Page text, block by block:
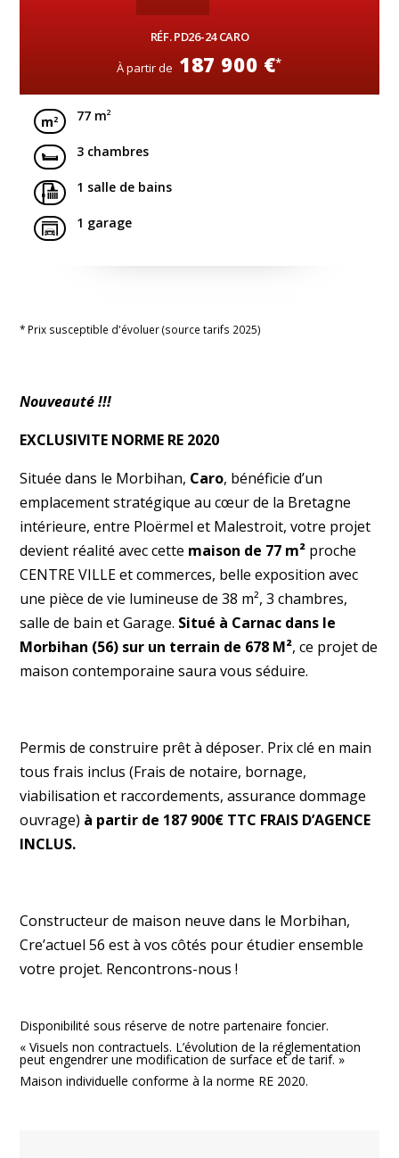
RÉF. PD26-24 CARO
À partir de 187 900 €*
77 m2
3 chambres
1 salle de bains
1 garage
* Prix susceptible d'évoluer (source tarifs 2025)
Nouveauté !!!
EXCLUSIVITE NORME RE 2020
Située dans le Morbihan, Caro, bénéficie d’un
emplacement stratégique au cœur de la Bretagne
intérieure, entre Ploërmel et Malestroit, votre projet
devient réalité avec cette maison de 77 m² proche
CENTRE VILLE et commerces, belle exposition avec
une pièce de vie lumineuse de 38 m², 3 chambres,
salle de bain et Garage. Situé à Carnac dans le
Morbihan (56) sur un terrain de 678 M², ce projet de
maison contemporaine saura vous séduire.
Permis de construire prêt à déposer. Prix clé en main
tous frais inclus (Frais de notaire, bornage,
viabilisation et raccordements, assurance dommage
ouvrage) à partir de 187 900€ TTC FRAIS D’AGENCE
INCLUS.
Constructeur de maison neuve dans le Morbihan,
Cre’actuel 56 est à vos côtés pour étudier ensemble
votre projet. Rencontrons-nous !
Disponibilité sous réserve de notre partenaire foncier.
« Visuels non contractuels. L’évolution de la réglementation
peut engendrer une modification de surface et de tarif. »
Maison individuelle conforme à la norme RE 2020.